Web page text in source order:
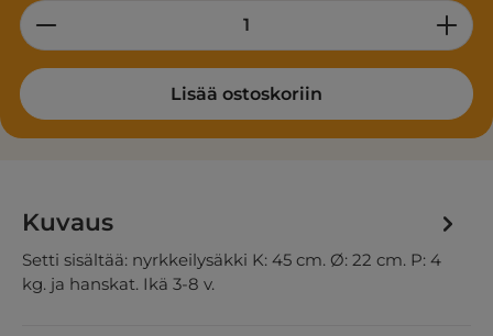
Product Quantity: Enter the desired
Lisää ostoskoriin
Kuvaus
Setti sisältää: nyrkkeilysäkki K: 45 cm. Ø: 22 cm. P: 4
kg. ja hanskat. Ikä 3-8 v.